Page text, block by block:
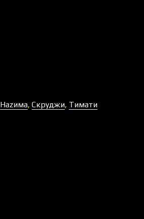
Наzима, Скруджи, Тимати